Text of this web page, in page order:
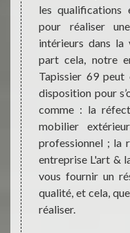
69
la
nos
qui
les
les qualifications
pour réaliser
intérieurs dans
part cela, notre
Tapissier 69
disposition pour
comme : la
mobilier
professionnel ; la
entreprise L'art &
vous fournir un
qualité, et cela,
réaliser.